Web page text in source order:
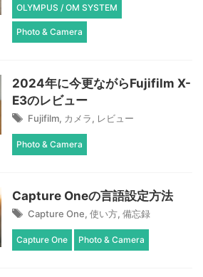
OLYMPUS / OM SYSTEM
Photo & Camera
2024年に今更ながらFujifilm X-
E3のレビュー
Fujifilm, カメラ, レビュー
Photo & Camera
Capture Oneの言語設定方法
Capture One, 使い方, 備忘録
Capture One Photo & Camera